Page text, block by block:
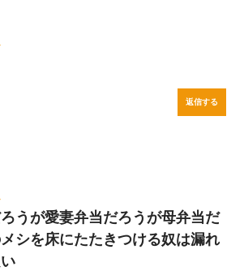
返信する
うが愛妻弁当だろうが母弁当だ
シを床にたたきつける奴は漏れ